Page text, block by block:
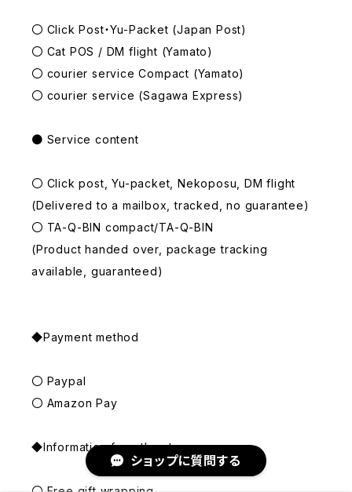
ショップに質問する
〇 Click Post・Yu-Packet (Japan Post)
〇 Cat POS / DM flight (Yamato)
〇 courier service Compact (Yamato)
〇 courier service (Sagawa Express)
● Service content
〇 Click post, Yu-packet, Nekoposu, DM flight
(Delivered to a mailbox, tracked, no guarantee)
〇 TA-Q-BIN compact/TA-Q-BIN
(Product handed over, package tracking
available, guaranteed)
◆Payment method
〇 Paypal
〇 Amazon Pay
◆Information from the store